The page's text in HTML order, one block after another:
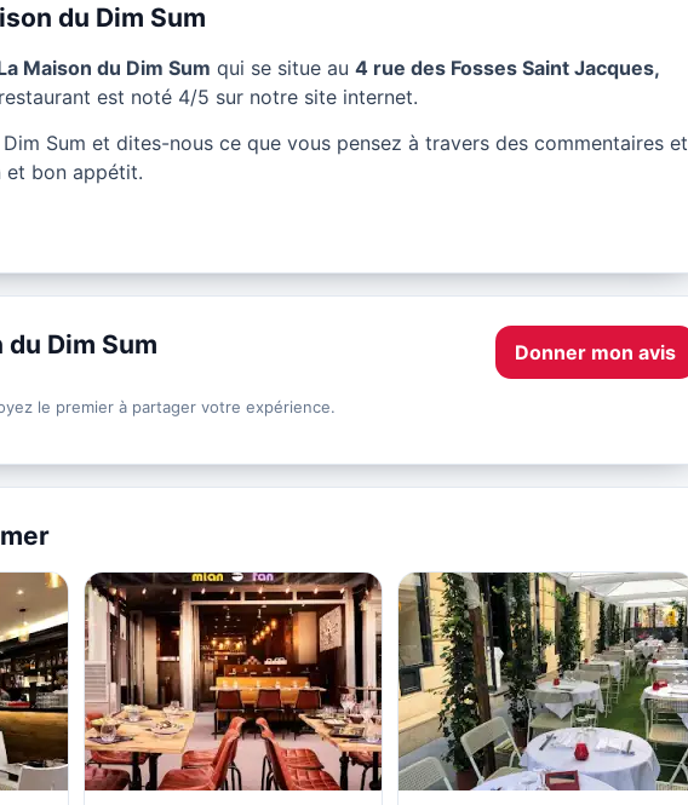
du Dim Sum à Paris
du Dim Sum
Maison du Dim Sum qui se situe au 4 rue des Fosses Saint Jacques,
est noté 4/5 sur notre site internet.
Sum et dites-nous ce que vous pensez à travers des commentaires et
et bon appétit.
Dim Sum Donner mon avis
le premier à partager votre expérience.